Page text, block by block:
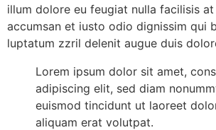
illum dolore eu feugiat nulla facilisis
accumsan et iusto odio dignissim qui
luptatum zzril delenit augue duis
Lorem ipsum dolor sit amet,
adipiscing elit, sed diam
euismod tincidunt ut laoreet
aliquam erat volutpat.